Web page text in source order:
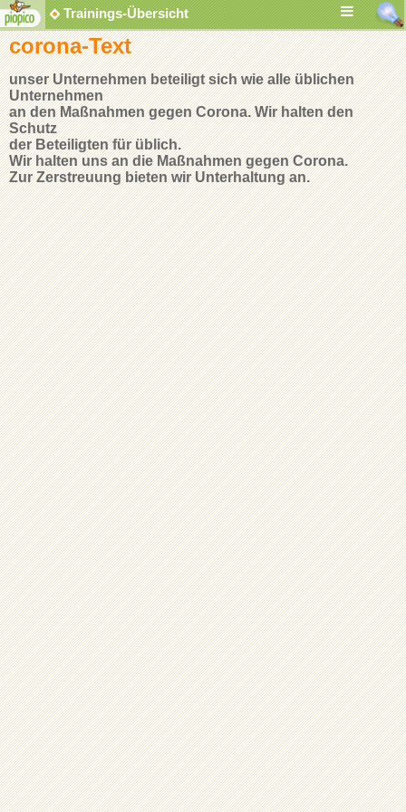
corona-Text
unser Unternehmen beteiligt sich wie alle üblichen
Unternehmen
an den Maßnahmen gegen Corona. Wir halten den
Schutz
der Beteiligten für üblich.
Wir halten uns an die Maßnahmen gegen Corona.
Zur Zerstreuung bieten wir Unterhaltung an.
Trainings-Übersicht